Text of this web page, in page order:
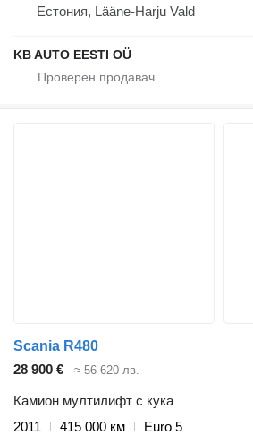
Естония, Lääne-Harju Vald
KB AUTO EESTI OÜ
Scania R480
28 900 €
≈ 56 620 лв.
Камион мултилифт с кука
2011
415 000 км
Euro 5